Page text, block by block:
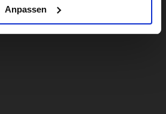
Anpassen